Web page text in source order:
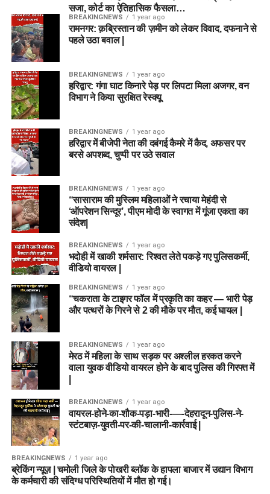
सजा, कोर्ट का ऐतिहासिक फैसला…
BREAKINGNEWS 1 year ago
रामनगर: क़ब्रिस्तान की ज़मीन को लेकर विवाद, दफनाने से
पहले उठा बवाल |
BREAKINGNEWS 1 year ago
हरिद्वार: गंगा घाट किनारे पेड़ पर लिपटा मिला अजगर, वन
विभाग ने किया सुरक्षित रेस्क्यू
BREAKINGNEWS 1 year ago
हरिद्वार में बीजेपी नेता की दबंगई कैमरे में कैद, अफसर पर
बरसे अपशब्द, चुप्पी पर उठे सवाल
BREAKINGNEWS 1 year ago
“सासाराम की मुस्लिम महिलाओं ने रचाया मेहंदी से
‘ऑपरेशन सिन्दूर’, पीएम मोदी के स्वागत में गूंजा एकता का
संदेश|
BREAKINGNEWS 1 year ago
भदोही में खाकी शर्मसार: रिश्वत लेते पकड़े गए पुलिसकर्मी,
वीडियो वायरल |
BREAKINGNEWS 1 year ago
“चकराता के टाइगर फॉल में प्रकृति का कहर — भारी पेड़
और पत्थरों के गिरने से 2 की मौके पर मौत, कई घायल |
BREAKINGNEWS 1 year ago
मेरठ में महिला के साथ सड़क पर अश्लील हरकत करने
वाला युवक वीडियो वायरल होने के बाद पुलिस की गिरफ्त में
BREAKINGNEWS 1 year ago
वायरल-होने-का-शौक-पड़ा-भारी-—-देहरादून-पुलिस-ने-
स्टंटबाज़-युवती-पर-की-चालानी-कार्रवाई |
BREAKINGNEWS 1 year ago
ब्रेकिंग न्यूज़ | चमोली जिले के पोखरी ब्लॉक के हापला बाजार में उद्यान विभाग
के कर्मचारी की संदिग्ध परिस्थितियों में मौत हो गई।